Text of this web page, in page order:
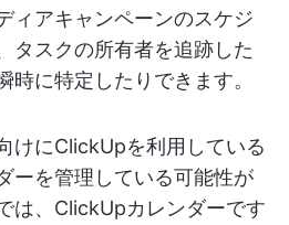
ィアキャンペーンのスケジ
タスクの所有者を追跡した
時に特定したりできます。
けにClickUpを利用している
ーを管理している可能性が
は、ClickUpカレンダーです